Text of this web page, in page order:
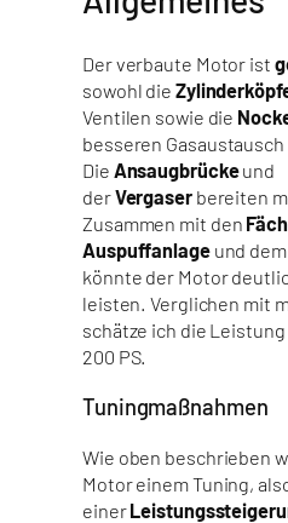
Der verbaute Motor ist
sowohl die
Ventilen sowie die
besseren
Die Ansaugbrückeund
derVergaserbereiten
Zusammen mit den
Auspuffanlageund dem
könnte der Motor
leisten. Verglichen mit
schätze ich die
200 PS.
Tuningmaßnahmen
Wie oben beschrieben
Motor einem Tuning,
einer